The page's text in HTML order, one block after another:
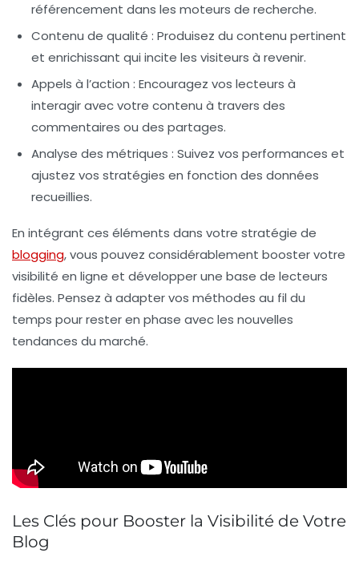
référencement dans les moteurs de recherche.
Contenu de qualité : Produisez du contenu pertinent
et enrichissant qui incite les visiteurs à revenir.
Appels à l’action : Encouragez vos lecteurs à
interagir avec votre contenu à travers des
commentaires ou des partages.
Analyse des métriques : Suivez vos performances et
ajustez vos stratégies en fonction des données
recueillies.
En intégrant ces éléments dans votre stratégie de
blogging, vous pouvez considérablement booster votre
visibilité en ligne et développer une base de lecteurs
fidèles. Pensez à adapter vos méthodes au fil du
temps pour rester en phase avec les nouvelles
tendances du marché.
Les Clés pour Booster la Visibilité de Votre
Blog